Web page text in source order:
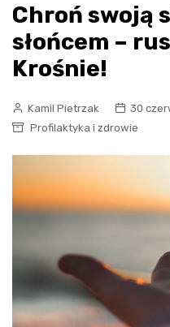
Chroń swoją
słońcem –
Krośnie!
Kamil Pietrzak
30
Profilaktyka i zdrowie